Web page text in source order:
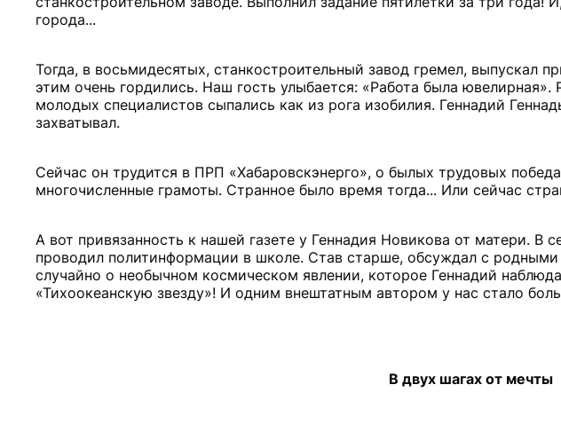
города...
Тогда, в восьмидесятых, станкостроительный завод гремел, выпускал
этим очень гордились. Наш гость улыбается: «Работа была
молодых специалистов сыпались как из рога изобилия. Геннадий
захватывал.
Сейчас он трудится в ПРП «Хабаровскэнерго», о былых трудовых
многочисленные грамоты. Странное было время тогда... Или сейчас
А вот привязанность к нашей газете у Геннадия Новикова от матери. В
проводил политинформации в школе. Став старше, обсуждал с
случайно о необычном космическом явлении, которое Геннадий
«Тихоокеанскую звезду»! И одним внештатным автором у нас стало
В двух шагах от мечты